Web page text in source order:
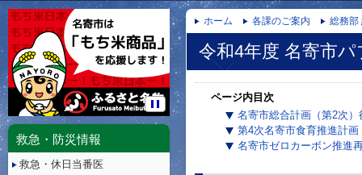
ホーム 各課のご案内 総務部
令和4年度 名寄市
ページ内目次
名寄市総合計画（第2次
第4次名寄市食育推進計画
名寄市ゼロカーボン推進
停
救急・防災情報
救急・休日当番医